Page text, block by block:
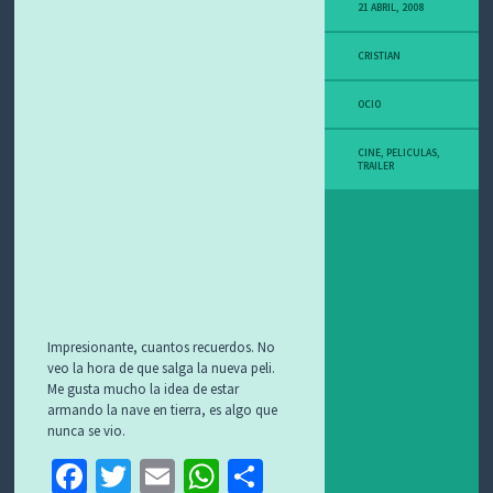
Impresionante, cuantos recuerdos. No
veo la hora de que salga la nueva peli.
Me gusta mucho la idea de estar
armando la nave en tierra, es algo que
nunca se vio.
Fa T E W C
21 ABRIL, 2008
CRISTIAN
OCIO
CINE, PELICULAS,
TRAILER